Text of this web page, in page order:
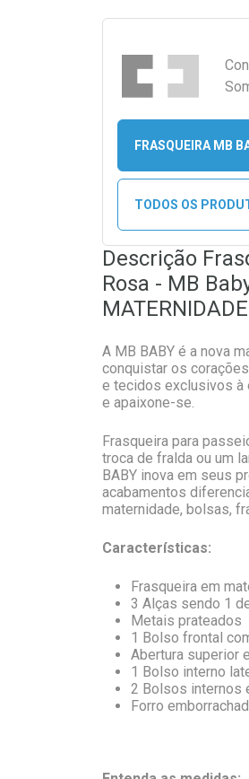
FRASQUEIRA MB
TODOS OS
Descrição
Rosa - MB
A MB BABY é a nova
conquistar os
e tecidos exclusivos à
e apaixone-se.
Frasqueira para
troca de fralda ou um
BABY inova em seus
acabamentos
maternidade, bolsas,
Características:
Frasqueira em
3 Alças sendo 1
Metais prateados
1 Bolso frontal
Abertura superior
1 Bolso interno
2 Bolsos internos
Forro